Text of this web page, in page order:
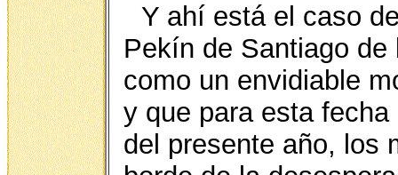
Y ahí está el caso
Pekín de Santiago
como un envidiable
y que para esta
del presente año, los